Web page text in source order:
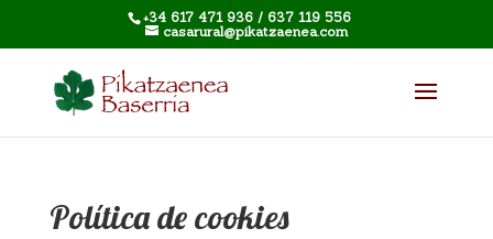
+34 617 471 936 / 637 119 556
casarural@pikatzaenea.com
Política de cookies